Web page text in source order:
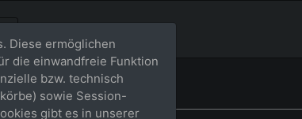
Diese ermöglichen
die einwandfreie Funktion
bzw. technisch
sowie Session-
gibt es in unserer